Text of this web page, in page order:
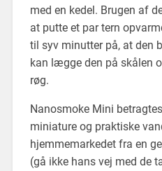
med en kedel. Brugen af
at putte et par tern
til syv minutter på, at den
kan lægge den på skålen
røg.
Nanosmoke Mini
miniature og praktiske
hjemmemarkedet fra en
(gå ikke hans vej med de